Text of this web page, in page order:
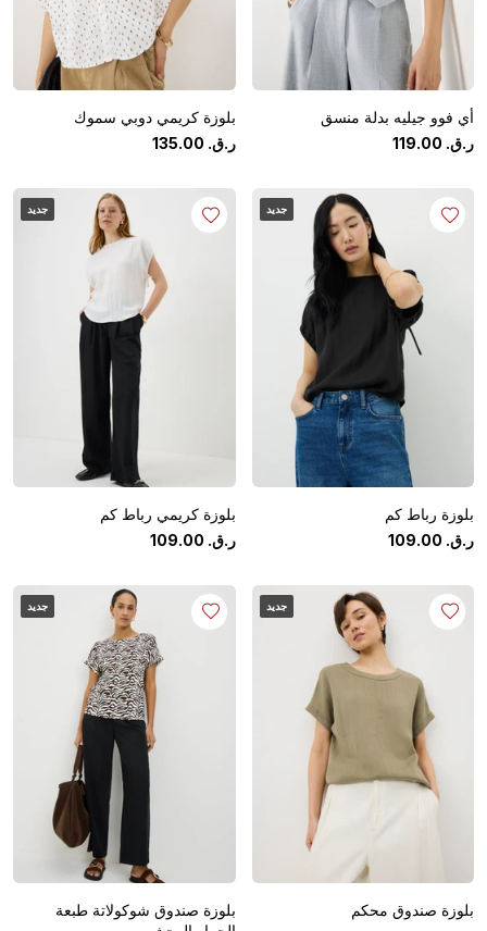
أي فوو جيليه بدلة منسق
ر.ق.
119.00
بلوزة كريمي دوبي سموك
ر.ق.
135.00
جديد
بلوزة رباط كم
ر.ق.
109.00
جديد
بلوزة كريمي رباط كم
ر.ق.
109.00
جديد
بلوزة صندوق محكم
جديد
بلوزة صندوق شوكولاتة طبعة